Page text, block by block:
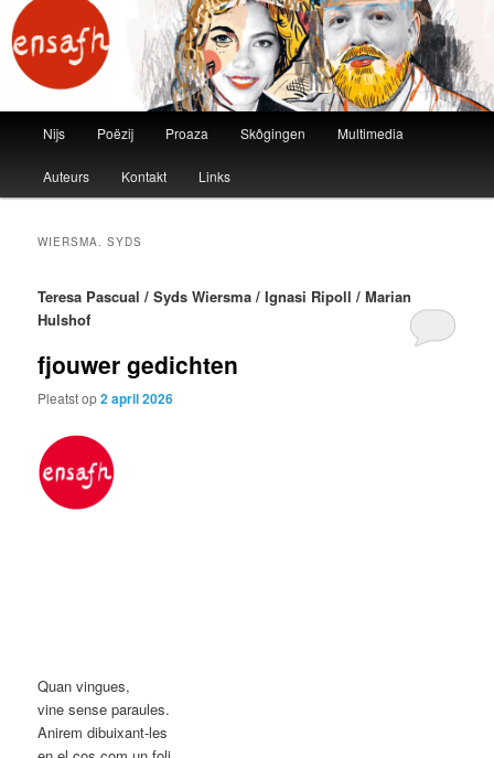
ensafh
Skip to primary content
Skip to secondary content
Nijs Poëzij Proaza Skôgingen Multimedia
Auteurs Kontakt Links
WIERSMA. SYDS
Teresa Pascual / Syds Wiersma / Ignasi Ripoll / Marian
Hulshof
fjouwer gedichten
Pleatst op2 april 2026
Quan vingues,
vine sense paraules.
Anirem dibuixant-les